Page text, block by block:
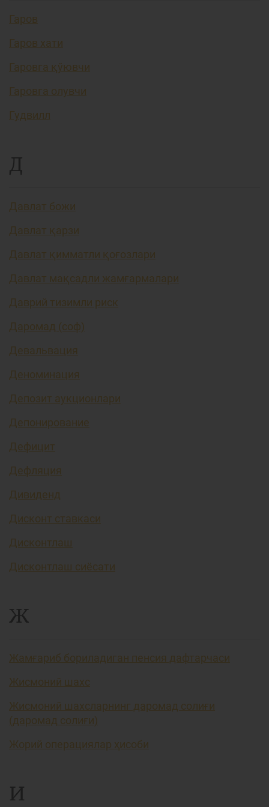
Гаров
Гаров хати
Гаровга қўювчи
Гаровга олувчи
Гудвилл
Д
Давлат божи
Давлат қарзи
Давлат қимматли қоғозлари
Давлат мақсадли жамғармалари
Даврий тизимли риск
Даромад (соф)
Девальвация
Деноминация
Депозит аукционлари
Депонирование
Дефицит
Дефляция
Дивиденд
Дисконт ставкаси
Дисконтлаш
Дисконтлаш сиёсати
Ж
Жамғариб бориладиган пенсия дафтарчаси
Жисмоний шахс
Жисмоний шахсларнинг даромад солиғи
(даромад солиғи)
Жорий операциялар ҳисоби
И